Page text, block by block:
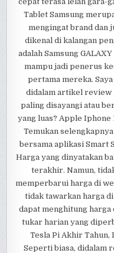
Tablet Samsung
mengingat brand dan
dikenal di kalangan
adalah Samsung
mampu jadi penerus
pertama mereka.
didalam artikel review
paling disayangi atau
yang luas? Apple Iphone
Temukan
bersama aplikasi Smart
Harga yang dinyatakan
terakhir. Namun,
memperbarui harga di
tidak tawarkan harga di
dapat menghitung harga
tukar harian yang
Tesla Pi Akhir Tahun,
Seperti biasa, didalam